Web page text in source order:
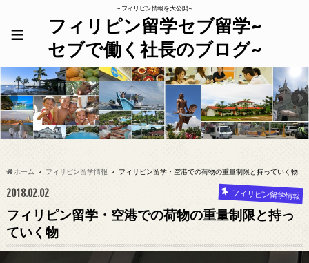
～フィリピン情報を大公開～
フィリピン留学セブ留学~
セブで働く社長のブログ~
≡
ホーム フィリピン留学情報 フィリピン留学・空港での荷物の重量制限と持っていく物
2018.02.02 フィリピン留学情報
フィリピン留学・空港での荷物の重量制限と持っ
ていく物